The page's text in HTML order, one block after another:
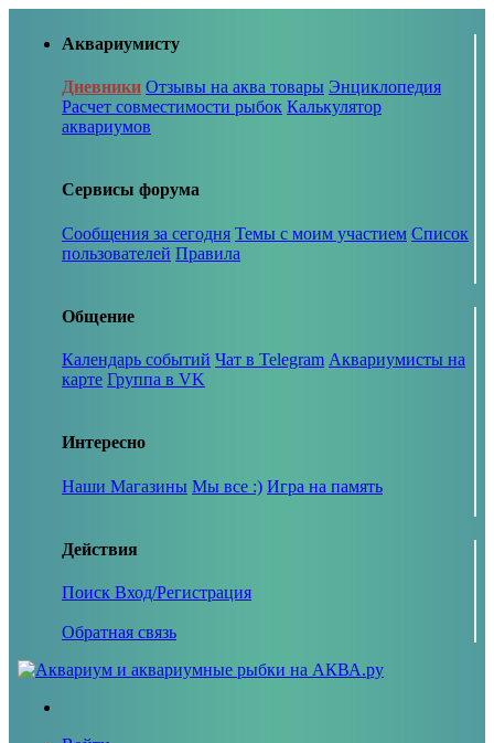
Аквариумисту
Дневники Отзывы на аква товары Энциклопедия
Расчет совместимости рыбок Калькулятор
аквариумов
Сервисы форума
Сообщения за сегодня Темы с моим участием Список
пользователей Правила
Общение
Календарь событий Чат в Telegram Аквариумисты на
карте Группа в VK
Интересно
Наши Магазины Мы все :) Игра на память
Действия
Поиск Вход/Регистрация
Обратная связь